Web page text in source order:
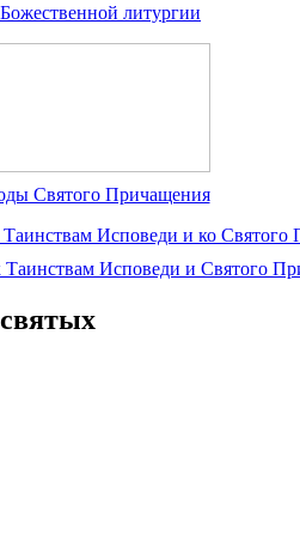
литургии
Святого Причащения
Таинствам Исповеди и Святого